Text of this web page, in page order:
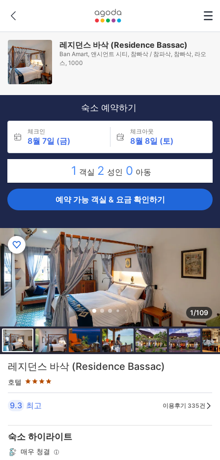
레지던스 바삭 (Residence Bassac)
Ban Amart, 앤시언트 시티, 참빠삭 / 참파삭, 참빠삭, 라오
스, 1000
숙소 예약하기
체크인
8월 7일 (금)
체크아웃
8월 8일 (토)
1 객실 2 성인 0 아동
예약 가능 객실 & 요금 확인하기
1/109
레지던스 바삭 (Residence Bassac)
호텔
4성급
9.3 최고 이용후기 335건
숙소 하이라이트
매우 청결